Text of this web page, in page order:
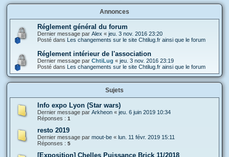
Annonces
Réglement général du forum
Dernier message par Alex « jeu. 3 nov. 2016 23:20
Posté dans Les changements sur le site Chtilug.fr ainsi que le forum
Réglement intérieur de l'association
Dernier message par ChtiLug « jeu. 3 nov. 2016 23:19
Posté dans Les changements sur le site Chtilug.fr ainsi que le forum
Sujets
Info expo Lyon (Star wars)
Dernier message par Arkheon « jeu. 6 juin 2019 10:34
Réponses : 1
resto 2019
Dernier message par mout-be « lun. 11 févr. 2019 15:11
Réponses : 5
[Exposition] Chelles Puissance Brick 11/2018